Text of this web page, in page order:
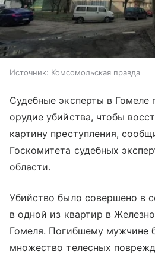
Источник: Комсомольская правда
Судебные эксперты в Гомеле
орудие убийства, чтобы
картину преступления,
Госкомитета судебных
области.
Убийство было совершено в
в одной из квартир в
Гомеля. Погибшему мужчине
множество телесных